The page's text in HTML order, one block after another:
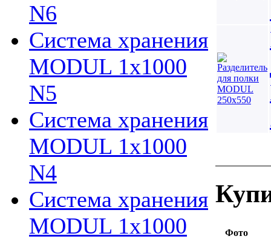
N6
Система хранения
MODUL 1х1000
N5
Система хранения
MODUL 1х1000
N4
Система хранения
MODUL 1х1000
Фото